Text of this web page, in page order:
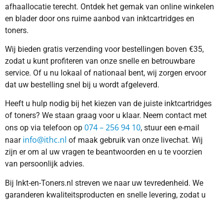
afhaallocatie terecht. Ontdek het gemak van online winkelen
en blader door ons ruime aanbod van inktcartridges en
toners.
Wij bieden gratis verzending voor bestellingen boven €35,
zodat u kunt profiteren van onze snelle en betrouwbare
service. Of u nu lokaal of nationaal bent, wij zorgen ervoor
dat uw bestelling snel bij u wordt afgeleverd.
Heeft u hulp nodig bij het kiezen van de juiste inktcartridges
of toners? We staan graag voor u klaar. Neem contact met
ons op via telefoon op 074 – 256 94 10, stuur een e-mail
naar info@ithc.nl of maak gebruik van onze livechat. Wij
zijn er om al uw vragen te beantwoorden en u te voorzien
van persoonlijk advies.
Bij Inkt-en-Toners.nl streven we naar uw tevredenheid. We
garanderen kwaliteitsproducten en snelle levering, zodat u